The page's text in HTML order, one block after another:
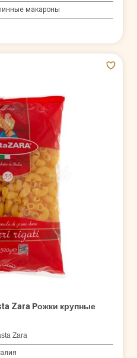
макароны
Zara Рожки крупные
Zara